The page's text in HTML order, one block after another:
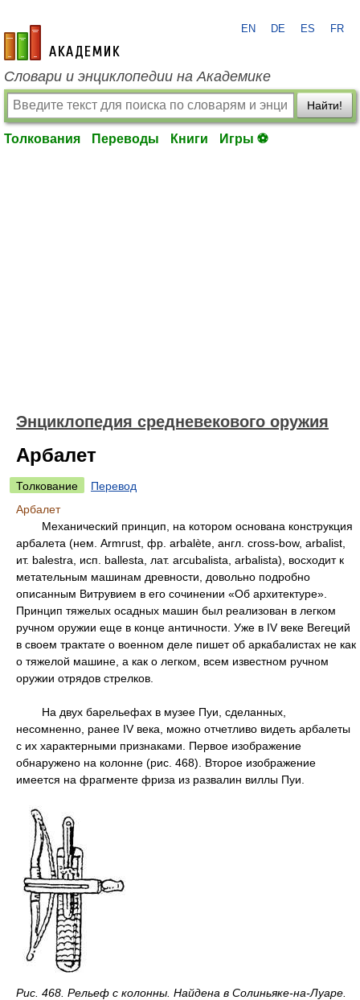
academic.ru
EN DE ES FR
Словари и энциклопедии на Академике
Найти!
Толкования Переводы Книги Игры ⚽
Энциклопедия средневекового оружия
Арбалет
Толкование
Перевод
Арбалет
Механический принцип, на котором основана конструкция
арбалета (нем. Armrust, фр. arbalète, англ. cross-bow, arbalist,
ит. balestra, исп. ballesta, лат. arcubalista, arbalista), восходит к
метательным машинам древности, довольно подробно
описанным Витрувием в его сочинении «Об архитектуре».
Принцип тяжелых осадных машин был реализован в легком
ручном оружии еще в конце античности. Уже в IV веке Вегеций
в своем трактате о военном деле пишет об аркабалистах не как
о тяжелой машине, а как о легком, всем известном ручном
оружии отрядов стрелков.
На двух барельефах в музее Пуи, сделанных,
несомненно, ранее IV века, можно отчетливо видеть арбалеты
с их характерными признаками. Первое изображение
обнаружено на колонне (рис. 468). Второе изображение
имеется на фрагменте фриза из развалин виллы Пуи.
Рис. 468. Рельеф с колонны. Найдена в Солиньяке-на-Луаре.